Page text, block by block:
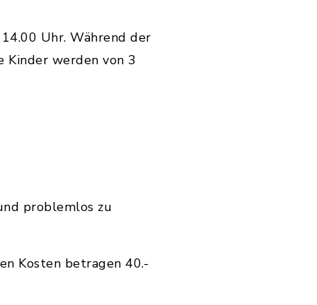
Uhr. Während der
Kinder werden von 3
problemlos zu
Kosten betragen 40.-